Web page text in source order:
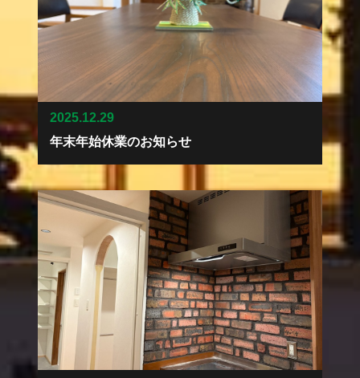
2025.12.29
年末年始休業のお知らせ